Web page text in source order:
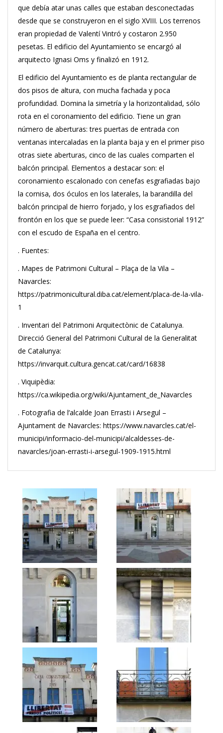
que debía atar unas calles que estaban desconectadas
desde que se construyeron en el siglo XVIII. Los terrenos
eran propiedad de Valentí Vintró y costaron 2.950
pesetas. El edificio del Ayuntamiento se encargó al
arquitecto Ignasi Oms y finalizó en 1912.
El edificio del Ayuntamiento es de planta rectangular de
dos pisos de altura, con mucha fachada y poca
profundidad. Domina la simetría y la horizontalidad, sólo
rota en el coronamiento del edificio. Tiene un gran
número de aberturas: tres puertas de entrada con
ventanas intercaladas en la planta baja y en el primer piso
otras siete aberturas, cinco de las cuales comparten el
balcón principal. Elementos a destacar son: el
coronamiento escalonado con cenefas esgrafiadas bajo
la cornisa, dos óculos en los laterales, la barandilla del
balcón principal de hierro forjado, y los esgrafiados del
frontón en los que se puede leer: “Casa consistorial 1912”
con el escudo de España en el centro.
. Fuentes:
. Mapes de Patrimoni Cultural – Plaça de la Vila –
Navarcles:
https://patrimonicultural.diba.cat/element/placa-de-la-vila-
1
. Inventari del Patrimoni Arquitectònic de Catalunya.
Direcció General del Patrimoni Cultural de la Generalitat
de Catalunya:
https://invarquit.cultura.gencat.cat/card/16838
. Viquipèdia:
https://ca.wikipedia.org/wiki/Ajuntament_de_Navarcles
. Fotografia de l’alcalde Joan Errasti i Arsegul –
Ajuntament de Navarcles: https://www.navarcles.cat/el-
municipi/informacio-del-municipi/alcaldesses-de-
navarcles/joan-errasti-i-arsegul-1909-1915.html